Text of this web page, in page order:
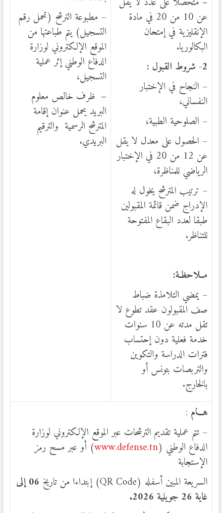
عن 10 من 20 في مادة
الإنقليزية في إمتحان
البكالوريا.
2- شروط القبول :
– النجاح في الإختبار
النفساني،
– الصلوحية الطبية،
– الحصول على معدل لا يقل
عن 12 من 20 في الإختبار
الرياضي للمناظرة،
– ترتيب المترشح يخول له
الإدراج ضمن قائمة المقبولين
طبقا لعدد البقاع المفتوحة
للتناظر.
مــلاحظـة:
– يمضي التلامذة ضباط
صف المقبولون عقد تطوع لا
تقل مدته عن 10 سنوات
خدمة فعلية دون إحتساب
فترات الدراسة والتكوين
والتربصات بتونس أو
بالخارج.
– مطبوعة الترشح (تحمل رقم
التسجيل) يتم طباعتها من
الموقع الإلكتروني لوزارة
الدفاع الوطني إثر عملية
التسجيل،
– ظرف خالص معلوم
البريد يحمل عنوان إقامة
المترشح الرسمية والترقيم
البريدي.
هـــام :
– تتم عملية تقديم الترشحات عبر الموقع الإلكتروني لوزارة
الدفاع الوطني (www.defense.tn) أو عبر مسح رمز
الإستجابة
السريعة المبين أسفله (QR Code) إبتداءا من تاريخ
06 إلى
غاية 26 جويلية 2026.